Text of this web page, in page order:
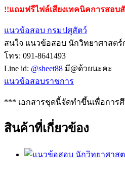
!!แถมฟรีไฟล์เสียงเทคนิคการสอ
แนวข้อสอบ กรมปศุสัตว์
สนใจ แนวข้อสอบ นักวิทยาศาสต
โทร: 091-8641493
Line id: @sheet88 มี@ด้วยนะคะ
แนวข้อสอบราชการ
*** เอกสารชุดนี้จัดทำขึ้นเพื่อการ
สินค้าที่เกี่ยวข้อง